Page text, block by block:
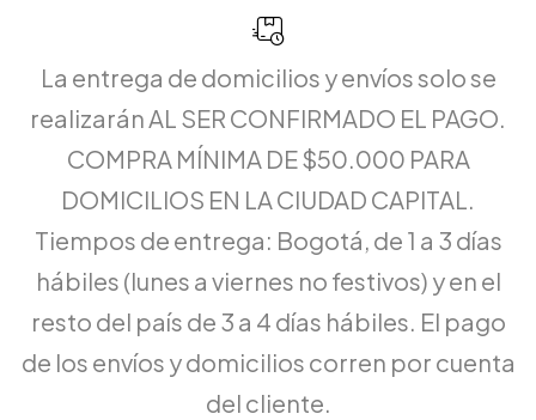
La entrega de domicilios y envíos solo se
realizarán AL SER CONFIRMADO EL PAGO.
COMPRA MÍNIMA DE $50.000 PARA
DOMICILIOS EN LA CIUDAD CAPITAL.
Tiempos de entrega: Bogotá, de 1 a 3 días
hábiles (lunes a viernes no festivos) y en el
resto del país de 3 a 4 días hábiles. El pago
de los envíos y domicilios corren por cuenta
del cliente.